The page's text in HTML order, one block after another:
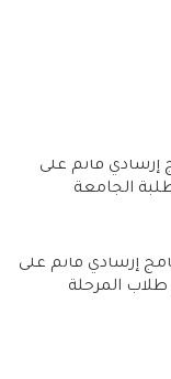
إرشادي قائم على
الجامعة
إرشادي قائم على
المرحلة